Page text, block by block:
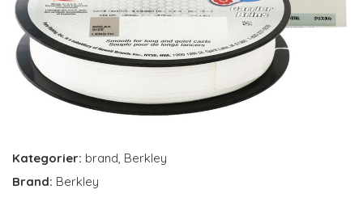
Kategorier: brand, Berkley
Brand: Berkley